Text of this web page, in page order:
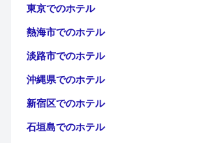
東京でのホテル
熱海市でのホテル
淡路市でのホテル
沖縄県でのホテル
新宿区でのホテル
石垣島でのホテル